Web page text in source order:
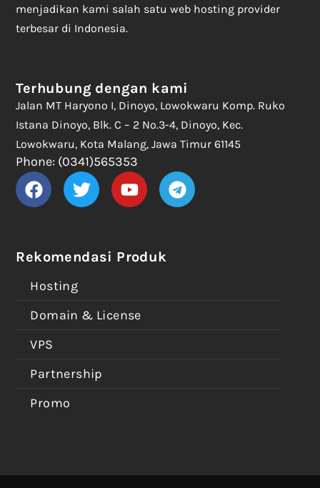
menjadikan kami salah satu web hosting provider
terbesar di Indonesia.
Rekomendasi Produk
Hosting
Domain & License
VPS
Partnership
Promo
Terhubung dengan kami
Jalan MT Haryono I, Dinoyo, Lowokwaru Komp. Ruko
Istana Dinoyo, Blk. C – 2 No.3-4, Dinoyo, Kec.
Lowokwaru, Kota Malang, Jawa Timur 61145
Phone: (0341)565353